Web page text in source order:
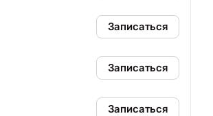
Записаться
Записаться
Записаться